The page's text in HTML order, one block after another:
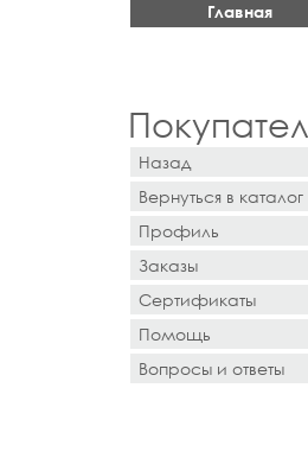
Главная
Назад
Вернуться в каталог
Профиль
Заказы
Сертификаты
Помощь
Вопросы и ответы